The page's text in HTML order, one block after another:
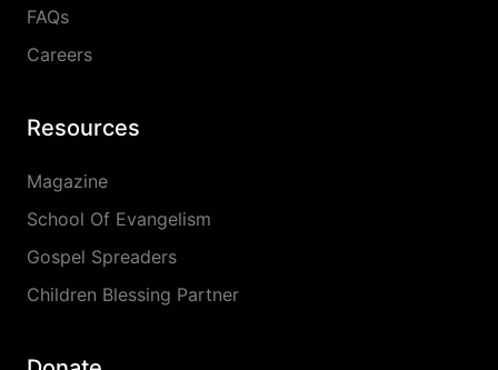
FAQs
Careers
Resources
Magazine
School Of Evangelism
Gospel Spreaders
Children Blessing Partner